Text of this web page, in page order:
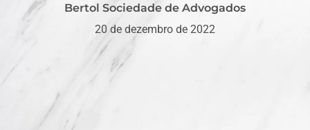
Bertol Sociedade de Advogados
20 de dezembro de 2022